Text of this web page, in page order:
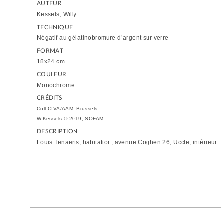
AUTEUR
Kessels, Willy
TECHNIQUE
Négatif au gélatinobromure d’argent sur verre
FORMAT
18x24 cm
COULEUR
Monochrome
CRÉDITS
Coll.CIVA/AAM, Brussels
W.Kessels © 2019, SOFAM
DESCRIPTION
Louis Tenaerts, habitation, avenue Coghen 26, Uccle, intérieur